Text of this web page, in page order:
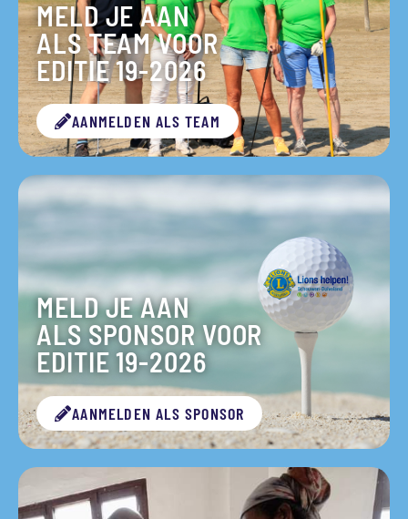
MELD JE AAN
ALS TEAM VOOR
EDITIE 19-2026
AANMELDEN ALS TEAM
MELD JE AAN
ALS SPONSOR VOOR
EDITIE 19-2026
AANMELDEN ALS SPONSOR